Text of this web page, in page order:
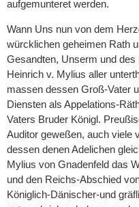
aufgemunteret werden.
Wann Uns nun von dem
würcklichen geheimen Rath
Gesandten, Unserm und
Heinrich v. Mylius aller
massen dessen Groß-Vater
Diensten als Appelations-
Vaters Bruder Königl.
Auditor geweßen, auch viele
dessen denen Adelichen
Mylius von Gnadenfeld das
und den Reichs-Abschied
Königlich-Dänischer-und